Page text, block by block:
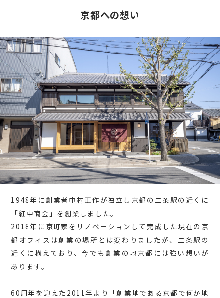
京都への想い
1948年に創業者中村正作が独立し京都の二条駅の近くに
「紅中商会」を創業しました。
2018年に京町家をリノベーションして完成した現在の京
都オフィスは創業の場所とは変わりましたが、二条駅の
近くに構えており、今でも創業の地京都には強い想いが
あります。
60周年を迎えた2011年より「創業地である京都で何か地